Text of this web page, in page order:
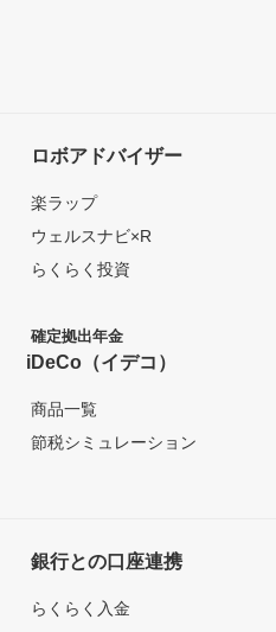
ロボアドバイザー
楽ラップ
ウェルスナビ×R
らくらく投資
確定拠出年金
iDeCo（イデコ）
商品一覧
節税シミュレーション
銀行との口座連携
らくらく入金